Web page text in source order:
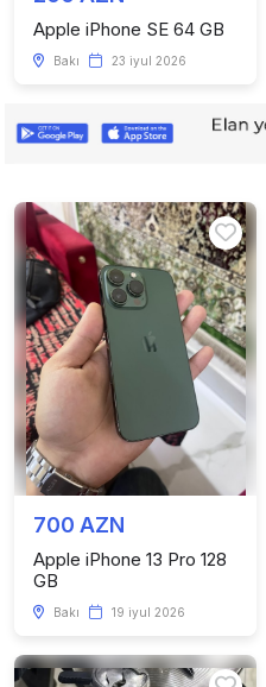
Apple iPhone SE 64 GB
Bakı 23 iyul 2026
700 AZN
Apple iPhone 13 Pro 128
GB
Bakı 19 iyul 2026